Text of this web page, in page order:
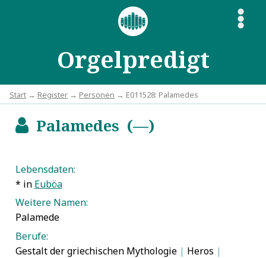
Orgelpredigt
S
Start → Register → Personen → E011528: Palamedes
bPalamedes (—)
Lebensdaten:
* in Euböa
Weitere Namen:
Palamede
Berufe:
Gestalt der griechischen Mythologie | Heros |